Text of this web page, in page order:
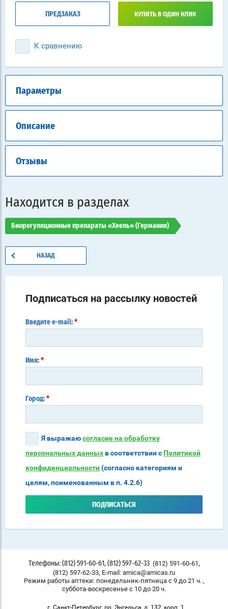
ПРЕДЗАКАЗ КУПИТЬ В ОДИН КЛИК
К сравнению
Параметры
Описание
Отзывы
Находится в разделах
Биорегуляционные препараты «Хеель» (Германия)
НАЗАД
Подписаться на рассылку новостей
Введите e-mail: *
Имя: *
Город: *
Я выражаюсогласие на обработку
персональных данныхв соответствии с Политикой
конфиденциальности(согласно категориям и
целям, поименованным в п. 4.2.6)
ПОДПИСАТЬСЯ
Телефоны: (812) 591-60-61, (812) 597-62-33 (812) 591-60-61,
(812) 597-62-33, E-mail: arnica@arnicas.ru
Режим работы аптеки: понедельник-пятница с 9 до 21 ч. ,
суббота-воскресенье с 10 до 20 ч.
г. Санкт-Петербург, пр. Энгельса, д. 132, корп. 1